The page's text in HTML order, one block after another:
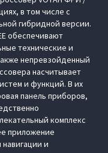
в том числе с
гибридной версии.
обеспечивают
технические и
непревзойденный
насчитывает
и функций. В их
панель приборов,
комплекс
приложение
навигации и